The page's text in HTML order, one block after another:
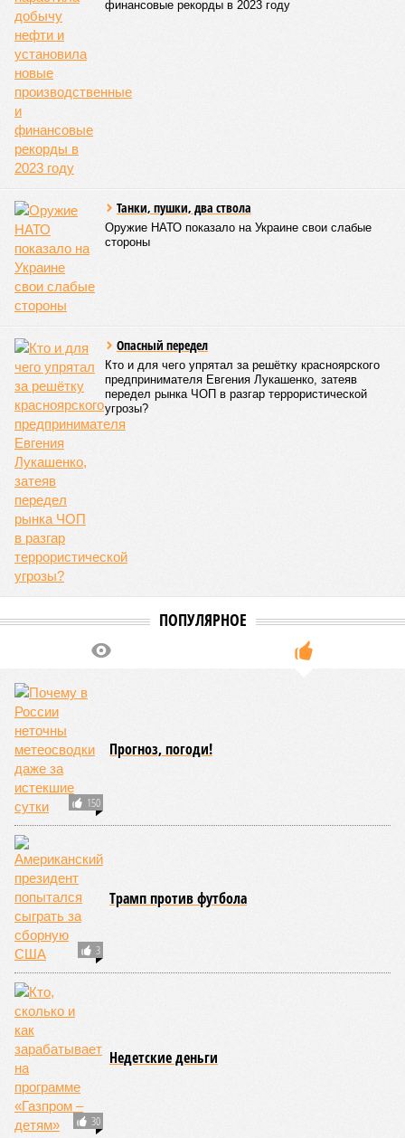
финансовые рекорды в 2023 году
Танки, пушки, два ствола
Оружие НАТО показало на Украине свои слабые
стороны
Опасный передел
Кто и для чего упрятал за решётку красноярского
предпринимателя Евгения Лукашенко, затеяв
передел рынка ЧОП в разгар террористической
угрозы?
ПОПУЛЯРНОЕ
150
Прогноз, погоди!
3
Трамп против футбола
30
Недетские деньги